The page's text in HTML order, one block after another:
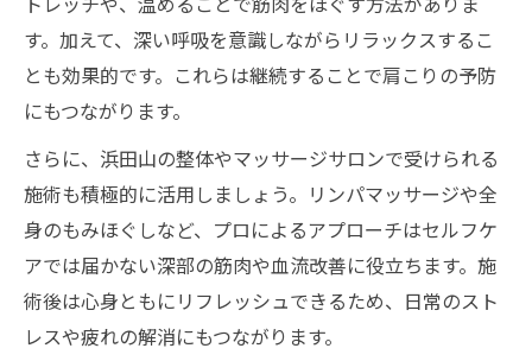
す。加えて、深い呼吸を意識しながらリラックスするこ
とも効果的です。これらは継続することで肩こりの予防
にもつながります。
さらに、浜田山の整体やマッサージサロンで受けられる
施術も積極的に活用しましょう。リンパマッサージや全
身のもみほぐしなど、プロによるアプローチはセルフケ
アでは届かない深部の筋肉や血流改善に役立ちます。施
術後は心身ともにリフレッシュできるため、日常のスト
レスや疲れの解消にもつながります。